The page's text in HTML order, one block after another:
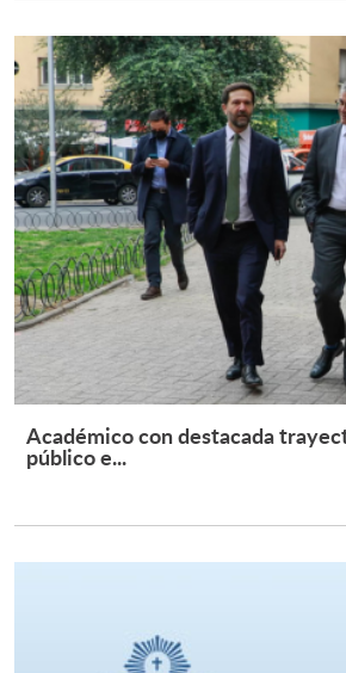
Académico con destacada
público e...